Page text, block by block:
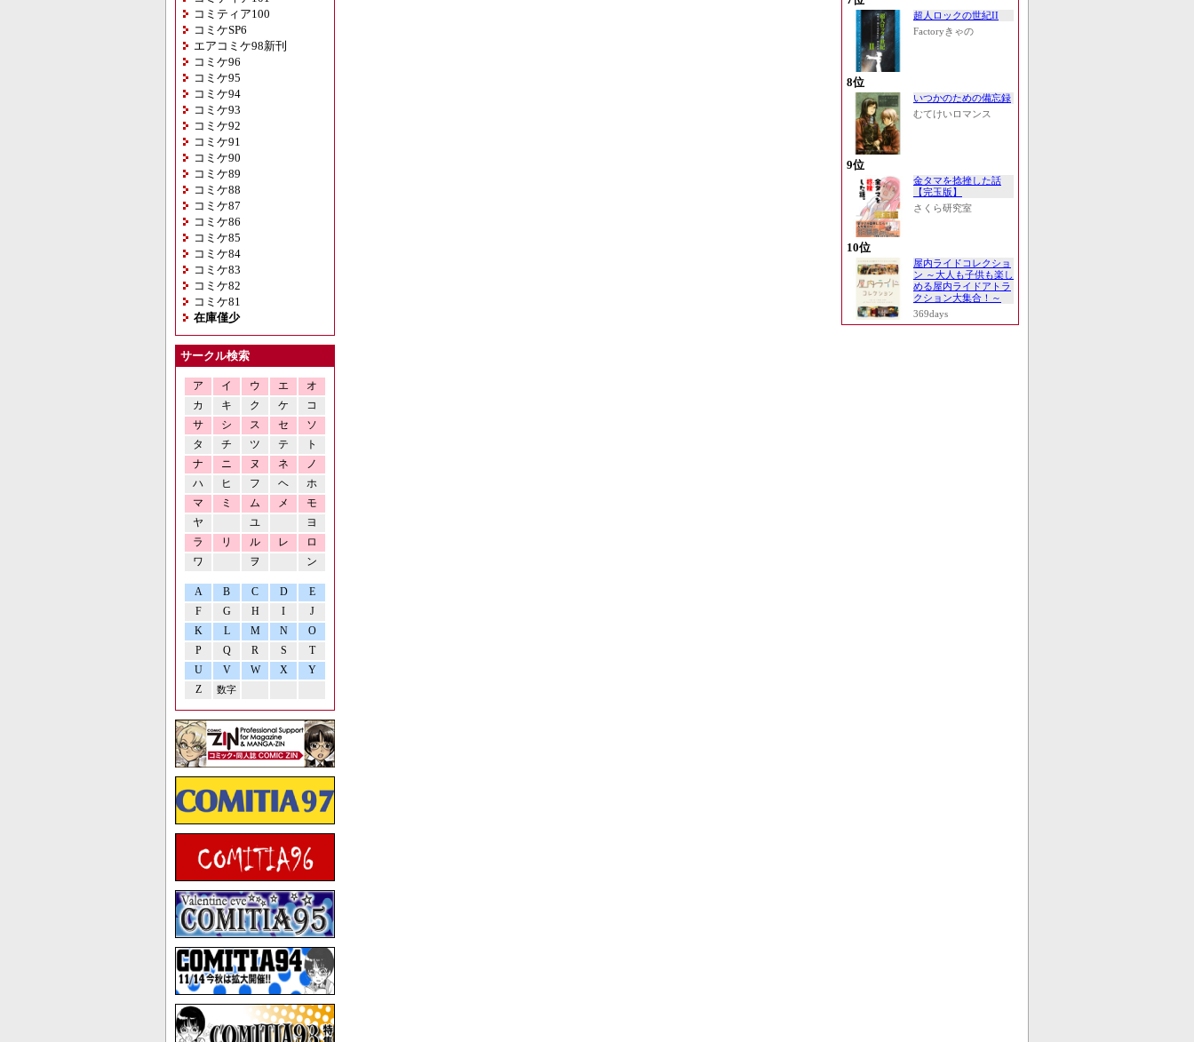
コミティア100
コミケSP6
エアコミケ98新刊
コミケ96
コミケ95
コミケ94
コミケ93
コミケ92
コミケ91
コミケ90
コミケ89
コミケ88
コミケ87
コミケ86
コミケ85
コミケ84
コミケ83
コミケ82
コミケ81
在庫僅少
サークル検索
ア イ ウ エ
オ
カ
キ ク ケ
コ
サ
シ ス セ
ソ
タ
チ ツ テ
ト
ナ
ニ ヌ ネ
ノ
ハ
ヒ フ ヘ
ホ
マ
ミ ム メ
モ
ヤ
ユ
ヨ
ラ
リ ル レ
ロ
ワ
ヲ ン
A B C D
E
F
G H I
J
K
L M N
O
P
Q R S
T
U
V W X
Y
Z
数字
超人ロックの世紀II
Factoryきゃの
8位
いつかのための備忘録
むてけいロマンス
9位
金タマを捻挫した話
【完玉版】
さくら研究室
10位
屋内ライドコレクショ
ン ～大人も子供も楽し
める屋内ライドアトラ
クション大集合！～
369days